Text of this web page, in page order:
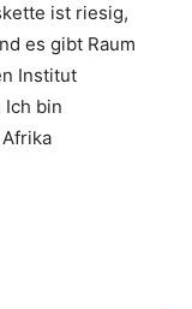
ist riesig,
es gibt Raum
Institut
bin